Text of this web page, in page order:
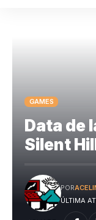
GAMES
Data de
Silent
ÚLTIMA
POR